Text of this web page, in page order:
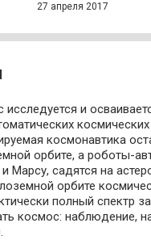
27 апреля 2017
и
космических
космонавтика
орбите, а роботы-
Марсу, садятся на
орбите
полный спектр
космос: наблюдение,